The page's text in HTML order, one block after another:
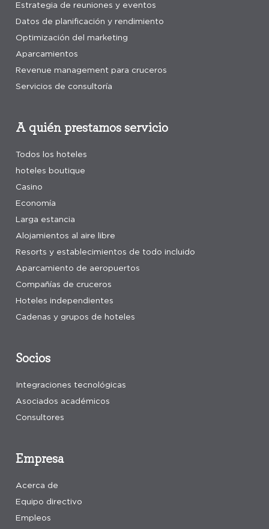
Estrategia de reuniones y eventos
Datos de planificación y rendimiento
Optimización del marketing
Aparcamientos
Revenue management para cruceros
Servicios de consultoría
A quién prestamos servicio
Todos los hoteles
hoteles boutique
Casino
Economía
Larga estancia
Alojamientos al aire libre
Resorts y establecimientos de todo incluido
Aparcamiento de aeropuertos
Compañías de cruceros
Hoteles independientes
Cadenas y grupos de hoteles
Empresa
Acerca de
Equipo directivo
Empleos
Socios
Integraciones tecnológicas
Asociados académicos
Consultores